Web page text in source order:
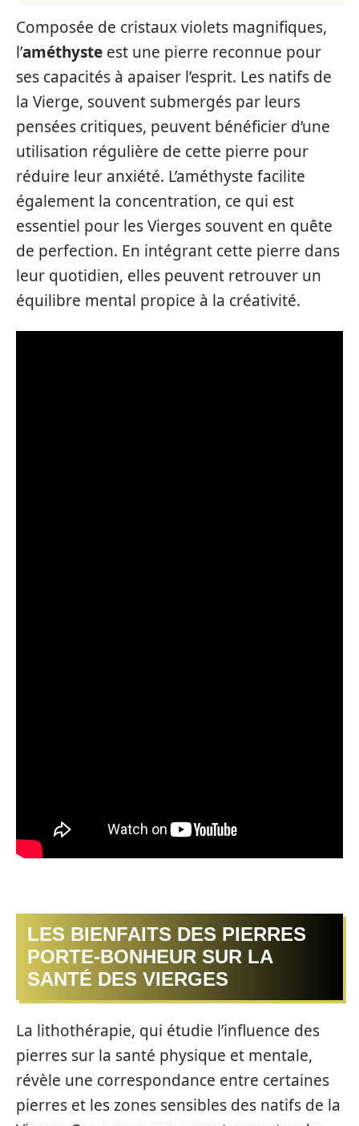
Composée de cristaux violets magnifiques,
l’améthyste est une pierre reconnue pour
ses capacités à apaiser l’esprit. Les natifs de
la Vierge, souvent submergés par leurs
pensées critiques, peuvent bénéficier d’une
utilisation régulière de cette pierre pour
réduire leur anxiété. L’améthyste facilite
également la concentration, ce qui est
essentiel pour les Vierges souvent en quête
de perfection. En intégrant cette pierre dans
leur quotidien, elles peuvent retrouver un
équilibre mental propice à la créativité.
LES BIENFAITS DES PIERRES
PORTE-BONHEUR SUR LA
SANTÉ DES VIERGES
La lithothérapie, qui étudie l’influence des
pierres sur la santé physique et mentale,
révèle une correspondance entre certaines
pierres et les zones sensibles des natifs de la